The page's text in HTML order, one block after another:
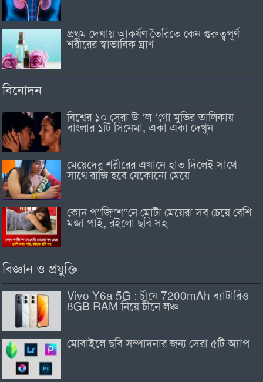
প্রথম দেখায় আকর্ষণ তৈরিতে কেন গুরুত্বপূর্ণ
শরীরের স্বাভাবিক ঘ্রাণ
বিনোদন
বিশ্বের ১০ সেরা উ ‘ল ‘গো মুভির তালিকায়
বাংলার ১টি সিনেমা, একা একা দেখুন
মেয়েদের শরীরের এখানে হাত দিলেই সাথে
সাথে রাজি হবে যেকোনো মেয়ে
কোন প”জি”শ”নে মোটা মেয়েরা সব চেয়ে বেশি
মজা পাই, রইলো ছবি সহ
বিজ্ঞান ও প্রযুক্তি
Vivo Y6a 5G : চীনে 7200mAh ব্যাটারিও
8GB RAM নিয়ে চীনে লঞ্চ
মোবাইলে ছবি সম্পাদনার জন্য সেরা ৫টি অ্যাপ